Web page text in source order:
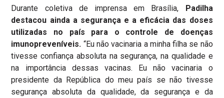
Durante coletiva de imprensa em Brasília, Padilha
destacou ainda a segurança e a eficácia das doses
utilizadas no país para o controle de doenças
imunopreveníveis. “Eu não vacinaria a minha filha se não
tivesse confiança absoluta na segurança, na qualidade e
na importância dessas vacinas. Eu não vacinaria o
presidente da República do meu país se não tivesse
segurança absoluta da qualidade, da segurança e da